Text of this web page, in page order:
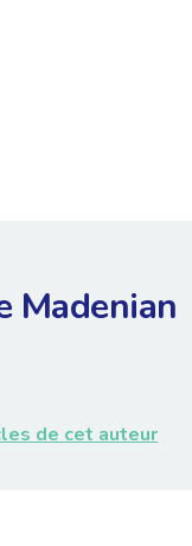
Madenian
de cet auteur